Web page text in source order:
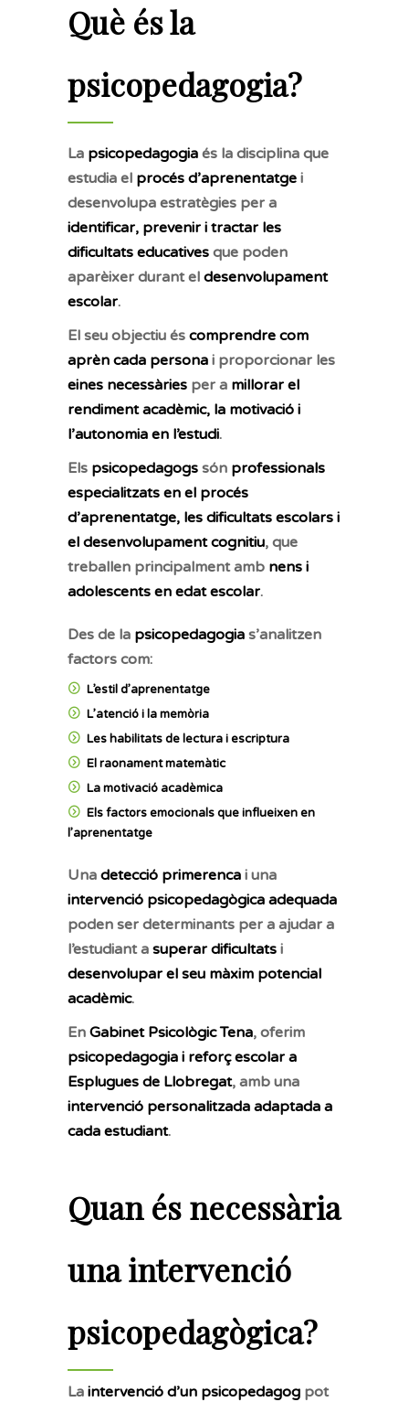
Què és la
psicopedagogia?
La psicopedagogia és la disciplina que
estudia el procés d’aprenentatge i
desenvolupa estratègies per a
identificar, prevenir i tractar les
dificultats educatives que poden
aparèixer durant el desenvolupament
escolar.
El seu objectiu és comprendre com
aprèn cada persona i proporcionar les
eines necessàries per a millorar el
rendiment acadèmic, la motivació i
l’autonomia en l’estudi.
Els psicopedagogs són professionals
especialitzats en el procés
d’aprenentatge, les dificultats escolars i
el desenvolupament cognitiu, que
treballen principalment amb nens i
adolescents en edat escolar.
Des de la psicopedagogia s’analitzen
factors com:
L’estil d’aprenentatge
L’atenció i la memòria
Les habilitats de lectura i escriptura
El raonament matemàtic
La motivació acadèmica
Els factors emocionals que influeixen en
l’aprenentatge
Una detecció primerenca i una
intervenció psicopedagògica adequada
poden ser determinants per a ajudar a
l’estudiant a superar dificultats i
desenvolupar el seu màxim potencial
acadèmic.
En Gabinet Psicològic Tena, oferim
psicopedagogia i reforç escolar a
Esplugues de Llobregat, amb una
intervenció personalitzada adaptada a
cada estudiant.
Quan és necessària
una intervenció
psicopedagògica?
La intervenció d’un psicopedagog pot